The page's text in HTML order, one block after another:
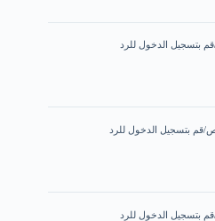
قم بتسجيل الدخول للرد
قم بتسجيل الدخول للرد
قم بتسجيل الدخول للرد